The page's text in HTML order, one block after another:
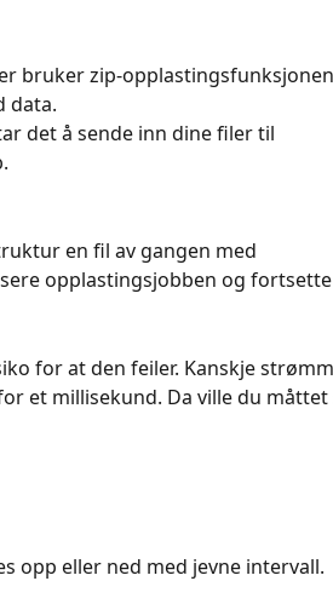
bruker zip-
data.
det å sende inn dine filer til
en fil av gangen med
opplastingsjobben og
for at den feiler. Kanskje
et millisekund. Da ville du
opp eller ned med jevne intervall.